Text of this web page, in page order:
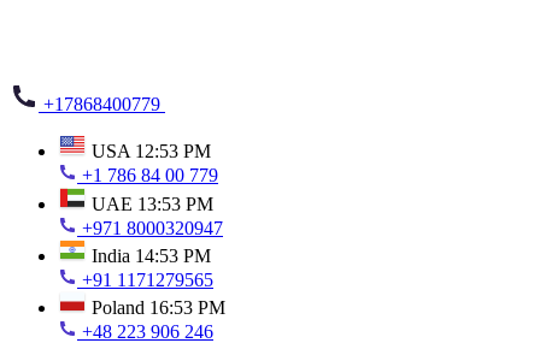
+17868400779
USA 12:53 PM
+1 786 84 00 779
UAE 13:53 PM
+971 8000320947
India 14:53 PM
+91 1171279565
Poland 16:53 PM
+48 223 906 246